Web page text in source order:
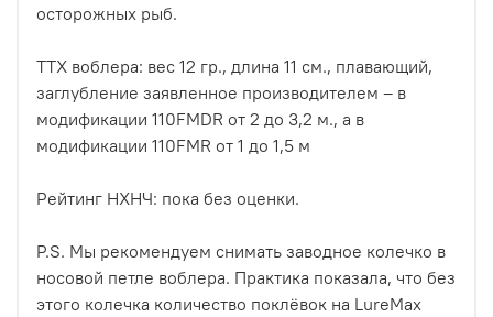
осторожных рыб.
ТТХ воблера: вес 12 гр., длина 11 см., плавающий,
заглубление заявленное производителем – в
модификации 110FMDR от 2 до 3,2 м., а в
модификации 110FMR от 1 до 1,5 м
Рейтинг НХНЧ: пока без оценки.
P.S. Мы рекомендуем снимать заводное колечко в
носовой петле воблера. Практика показала, что без
этого колечка количество поклёвок на LureMax